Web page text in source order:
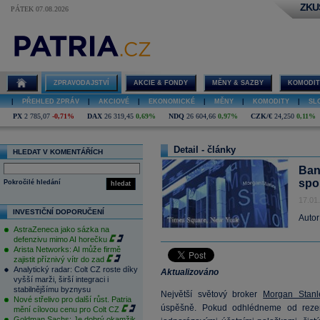
PÁTEK 07.08.2026
ZPRAVODAJSTVÍ AKCIE & FONDY MĚNY & SAZBY
PŘEHLED ZPRÁV AKCIOVÉ EKONOMICKÉ MĚNY KOMODITY
PX 2 785,07 -0,71% DAX 26 319,45 0,69% NDQ 26 604,66 0,97% CZK/€ 24,250 0,11%
HLEDAT V KOMENTÁŘÍCH
hledat
Pokročilé hledání
INVESTIČNÍ DOPORUČENÍ
AstraZeneca jako sázka na
defenzivu mimo AI horečku
Arista Networks: AI může firmě
zajistit příznivý vítr do zad
Analytický radar: Colt CZ roste díky
vyšší marži, širší integraci i
stabilnějšímu byznysu
Nové střelivo pro další růst. Patria
mění cílovou cenu pro Colt CZ
Detail - články
Aktualizováno
Největší světový broker
Morgan
úspěšně. Pokud odhlédneme od